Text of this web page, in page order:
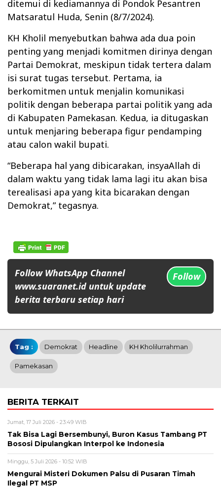
ditemui di kediamannya di Pondok Pesantren
Matsaratul Huda, Senin (8/7/2024).
KH Kholil menyebutkan bahwa ada dua poin
penting yang menjadi komitmen dirinya dengan
Partai Demokrat, meskipun tidak tertera dalam
isi surat tugas tersebut. Pertama, ia
berkomitmen untuk menjalin komunikasi
politik dengan beberapa partai politik yang ada
di Kabupaten Pamekasan. Kedua, ia ditugaskan
untuk menjaring beberapa figur pendamping
atau calon wakil bupati.
“Beberapa hal yang dibicarakan, insyaAllah di
dalam waktu yang tidak lama lagi itu akan bisa
terealisasi apa yang kita bicarakan dengan
Demokrat,” tegasnya.
Follow WhatsApp Channel
www.suaranet.id untuk update
berita terbaru setiap hari
Follow
Tag : Demokrat Headline KH Kholilurrahman
Pamekasan
BERITA TERKAIT
Jumat, 17 Juli 2026 - 23:49 WIB
Tak Bisa Lagi Bersembunyi, Buron Kasus Tambang PT
Bososi Dipulangkan Interpol ke Indonesia
Minggu, 5 Juli 2026 - 10:52 WIB
Mengurai Misteri Dokumen Palsu di Pusaran Timah
Ilegal PT MSP